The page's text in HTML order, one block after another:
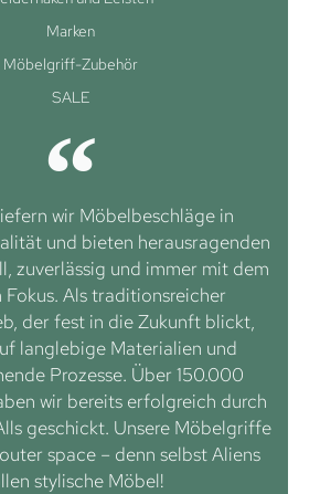
Marken
Möbelgriff-Zubehör
SALE
wir Möbelbeschläge in
und bieten herausragenden
zuverlässig und immer mit dem
Fokus. Als traditionsreicher
der fest in die Zukunft blickt,
langlebige Materialien und
Prozesse. Über 150.000
wir bereits erfolgreich durch
geschickt. Unsere Möbelgriffe
space – denn selbst Aliens
stylische Möbel!